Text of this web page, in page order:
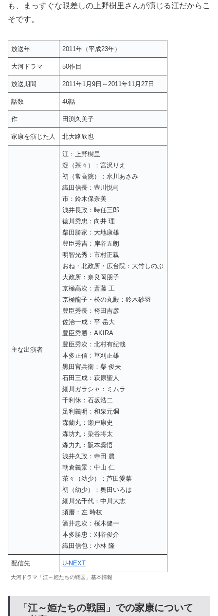
も、まっすぐな眼差しの上野樹里さんが演じる江だからこ
そです。
放送年 2011年（平成23年）
大河ドラマ 50作目
放送期間 2011年1月9日～2011年11月27日
話数 46話
作 田渕久美子
家康を演じた人 北大路欣也
主な出演者
江：上野樹里
淀（茶々）：宮沢りえ
初（常高院）：水川あさみ
織田信長：豊川悦司
市：鈴木保奈美
浅井長政：時任三郎
徳川秀忠：向井 理
柴田勝家：大地康雄
豊臣秀吉：岸谷五朗
明智光秀：市村正親
おね・北政所・広台院：大竹しのぶ
大政所：奈良岡朋子
京極高次：斎藤 工
京極龍子・松の丸殿：鈴木砂羽
豊臣秀長：袴田吉彦
佐治一成：平 岳大
豊臣秀勝：AKIRA
豊臣秀次：北村有紀哉
本多正信：草刈正雄
黒田官兵衛：柴 俊夫
石田三成：萩原聖人
細川ガラシャ：ミムラ
千利休：石坂浩二
足利義明：和泉元彌
森蘭丸：瀬戸康史
森坊丸：染谷将太
森力丸：阪本奨悟
浅井久政：寺田 農
朝倉義景：中山 仁
茶々（幼少）：芦田愛菜
初（幼少）：奥田いろは
細川光千代：中川大志
須磨：左 時枝
酒井忠次：桜木健一
本多勝忠：刈谷俊介
織田信包：小林 隆
配信先 U-NEXT
大河ドラマ「江～姫たちの戦国」基本情報
「江～姫たちの戦国」での家康について